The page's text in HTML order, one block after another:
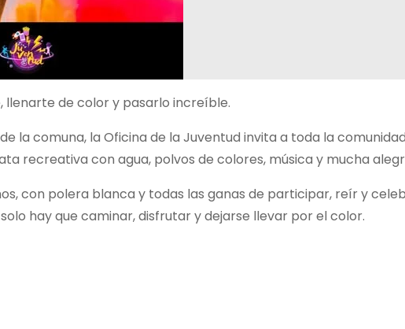
llenarte de color y pasarlo increíble.
la comuna, la Oficina de la Juventud invita a toda la
recreativa con agua, polvos de colores, música y mucha
con polera blanca y todas las ganas de participar, reír y
hay que caminar, disfrutar y dejarse llevar por el color.